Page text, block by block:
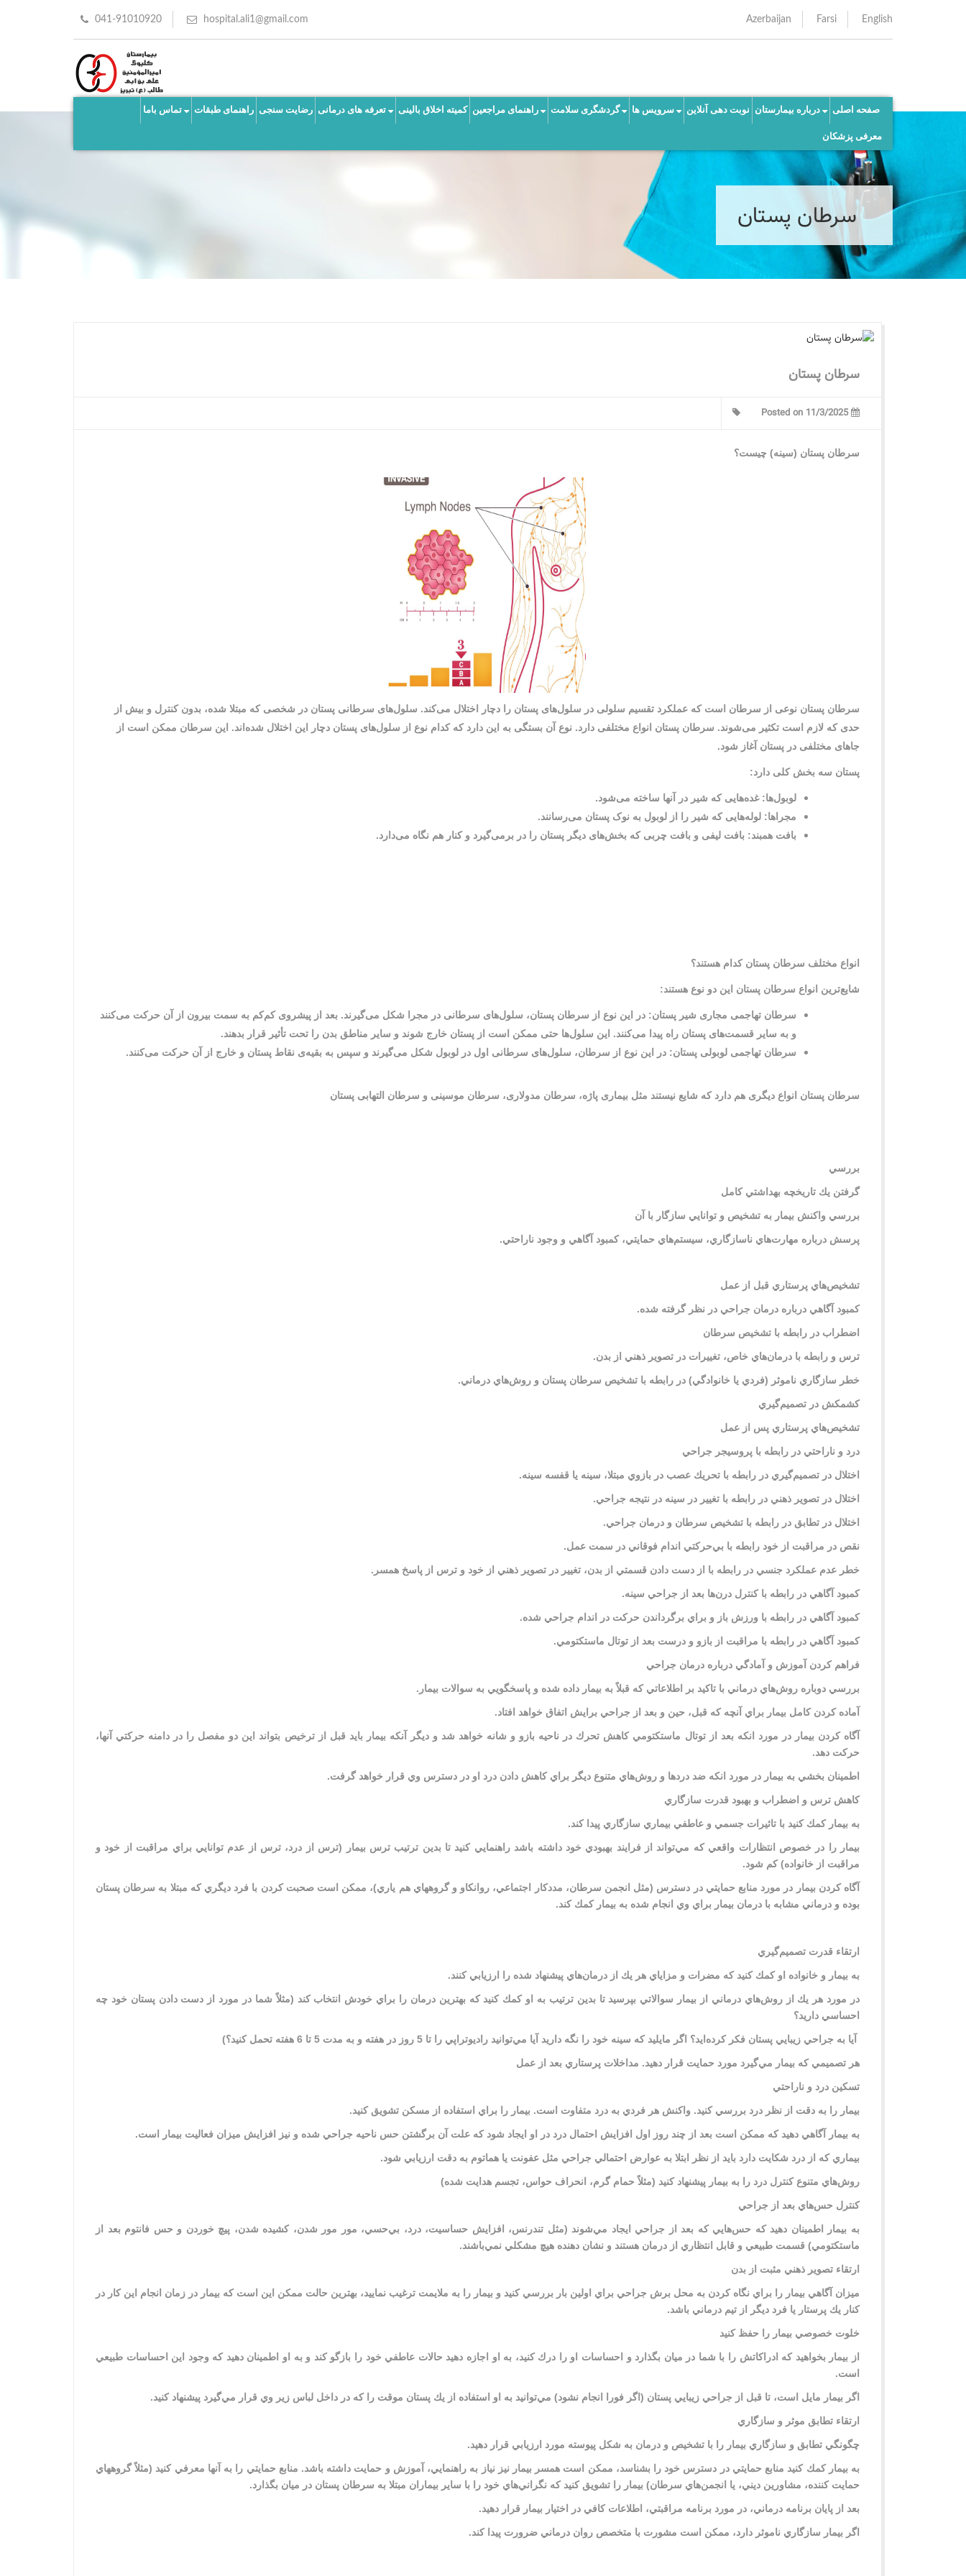
English
Farsi
Azerbaijan
hospital.ali1@gmail.com
041-91010920
صفحه اصلی درباره بیمارستان نوبت دهی آنلاین سرویس ها گردشگری سلامت راهنمای مراجعین کمیته اخلاق بالینی تعرفه های درمانی رضایت سنجی راهنمای طبقات تماس باما
معرفی پزشکان
سرطان پستان
سرطان پستان
Posted on 11/3/2025
سرطان پستان (سینه) چیست؟
سرطان پستان نوعی از سرطان است که عملکرد تقسیم سلولی در سلول‌های پستان را دچار اختلال می‌کند. سلول‌های سرطانی پستان در شخصی که مبتلا شده، بدون کنترل و بیش از
حدی که لازم است تکثیر می‌شوند. سرطان پستان انواع مختلفی دارد. نوع آن بستگی به این دارد که کدام نوع از سلول‌های پستان دچار این اختلال شده‌اند. این سرطان ممکن است از
جاهای مختلفی در پستان آغاز شود.
پستان سه بخش کلی دارد:
لوبول‌ها: غده‌هایی که شیر در آنها ساخته می‌شود.
مجراها: لوله‌هایی که شیر را از لوبول به نوک پستان می‌رسانند.
بافت همبند: بافت لیفی و بافت چربی که بخش‌های دیگر پستان را در برمی‌گیرد و کنار هم نگاه می‌دارد.
انواع مختلف سرطان پستان کدام هستند؟
شایع‌ترین انواع سرطان پستان این دو نوع هستند:
سرطان تهاجمی مجاری شیر پستان: در این نوع از سرطان پستان، سلول‌های سرطانی در مجرا شکل می‌گیرند. بعد از پیشروی کم‌کم به سمت بیرون از آن حرکت می‌کنند
و به سایر قسمت‌های پستان راه پیدا می‌کنند. این سلول‌ها حتی ممکن است از پستان خارج شوند و سایر مناطق بدن را تحت تأثیر قرار بدهند.
سرطان تهاجمی لوبولی پستان: در این نوع از سرطان، سلول‌های سرطانی اول در لوبول شکل می‌گیرند و سپس به بقیه‌ی نقاط پستان و خارج از آن حرکت می‌کنند.
سرطان پستان انواع دیگری هم دارد که شایع نیستند مثل بیماری پاژه، سرطان مدولاری، سرطان موسینی و سرطان التهابی پستان
بررسي
گرفتن يك تاريخچه بهداشتي كامل
بررسي واكنش بيمار به تشخيص و توانايي سازگار با آن
پرسش درباره مهارت‌هاي ناسازگاري، سيستم‌هاي حمايتي، كمبود آگاهي و وجود ناراحتي.
تشخيص‌هاي پرستاري قبل از عمل
كمبود آگاهي درباره درمان جراحي در نظر گرفته شده.
اضطراب در رابطه با تشخيص سرطان
ترس و رابطه با درمان‌هاي خاص، تغييرات در تصوير ذهني از بدن.
خطر سازگاري ناموثر (فردي يا خانوادگي) در رابطه با تشخيص سرطان پستان و روش‌هاي درماني.
كشمكش در تصميم‌گيري
تشخيص‌هاي پرستاري پس از عمل
درد و ناراحتي در رابطه با پروسيجر جراحي
اختلال در تصميم‌گيري در رابطه با تحريك عصب در بازوي مبتلا، سينه يا قفسه سينه.
اختلال در تصوير ذهني در رابطه با تغيير در سينه در نتيجه جراحي.
اختلال در تطابق در رابطه با تشخيص سرطان و درمان جراحي.
نقص در مراقبت از خود رابطه با بي‌حركتي اندام فوقاني در سمت عمل.
خطر عدم عملكرد جنسي در رابطه با از دست دادن قسمتي از بدن، تغيير در تصوير ذهني از خود و ترس از پاسخ همسر.
كمبود آگاهي در رابطه با كنترل درن‌ها بعد از جراحي سينه.
كمبود آگاهي در رابطه با ورزش باز و براي برگرداندن حركت در اندام جراحي شده.
كمبود آگاهي در رابطه با مراقبت از بازو و درست بعد از توتال ماستكتومي.
فراهم كردن آموزش و آمادگي درباره درمان جراحي
بررسي دوباره روش‌هاي درماني با تاكيد بر اطلاعاتي كه قبلاً به بيمار داده شده و پاسخگويي به سوالات بيمار.
آماده كردن كامل بيمار براي آنچه كه قبل، حين و بعد از جراحي برايش اتفاق خواهد افتاد.
آگاه كردن بيمار در مورد انكه بعد از توتال ماستكتومي كاهش تحرك در ناحيه بازو و شانه خواهد شد و ديگر آنكه بيمار بايد قبل از ترخيص بتواند اين دو مفصل را در دامنه حركتي آنها،
حركت دهد.
اطمينان بخشي به بيمار در مورد انكه ضد دردها و روش‌هاي متنوع ديگر براي كاهش دادن درد او در دسترس وي قرار خواهد گرفت.
كاهش ترس و اضطراب و بهبود قدرت سازگاري
به بيمار كمك كنيد با تاثيرات جسمي و عاطفي بيماري سازگاري پيدا كند.
بيمار را در خصوص انتظارات واقعي كه مي‌تواند از فرايند بهبودي خود داشته باشد راهنمايي كنيد تا بدين ترتيب ترس بيمار (ترس از درد، ترس از عدم توانايي براي مراقبت از خود و
مراقبت از خانواده) كم شود.
آگاه كردن بيمار در مورد منابع حمايتي در دسترس (مثل انجمن سرطان، مددكار اجتماعي، روانكاو و گروههاي هم ياري)، ممكن است صحبت كردن با فرد ديگري كه مبتلا به سرطان پستان
بوده و درماني مشابه با درمان بيمار براي وي انجام شده به بيمار كمك كند.
ارتقاء قدرت تصميم‌گيري
به بيمار و خانواده او كمك كنيد كه مضرات و مزاياي هر يك از درمان‌هاي پيشنهاد شده را ارزيابي كنند.
در مورد هر يك از روش‌هاي درماني از بيمار سوالاتي بپرسيد تا بدين ترتيب به او كمك كنيد كه بهترين درمان را براي خودش انتخاب كند (مثلاً شما در مورد از دست دادن پستان خود چه
احساسي داريد؟
آيا به جراحي زيبايي پستان فكر كرده‌ايد؟ اگر مايليد كه سينه خود را نگه داريد آيا مي‌توانيد راديوتراپي را تا 5 روز در هفته و به مدت 5 تا 6 هفته تحمل كنيد؟)
هر تصميمي كه بيمار مي‌گيرد مورد حمايت قرار دهيد. مداخلات پرستاري بعد از عمل
تسكين درد و ناراحتي
بيمار را به دقت از نظر درد بررسي كنيد. واكنش هر فردي به درد متفاوت است. بيمار را براي استفاده از مسكن تشويق كنيد.
به بيمار آگاهي دهيد كه ممكن است بعد از چند روز اول افزايش احتمال درد در او ايجاد شود كه علت آن برگشتن حس ناحيه جراحي شده و نيز افزايش ميزان فعاليت بيمار است.
بيماري كه از درد شكايت دارد بايد از نظر ابتلا به عوارض احتمالي جراحي مثل عفونت يا هماتوم به دقت ارزيابي شود.
روش‌هاي متنوع كنترل درد را به بيمار پيشنهاد كنيد (مثلاً حمام گرم، انحراف حواس، تجسم هدايت شده)
كنترل‌ حس‌هاي بعد از جراحي
به بيمار اطمينان دهيد كه حس‌هايي كه بعد از جراحي ايجاد مي‌شوند (مثل تندرنس، افزايش حساسيت، درد، بي‌حسي، مور مور شدن، كشيده شدن، پيچ خوردن و حس فانتوم بعد از
ماستكتومي) قسمت طبيعي و قابل انتظاري از درمان هستند و نشان دهنده هيچ مشكلي نمي‌باشند.
ارتقاء تصوير ذهني مثبت از بدن
ميزان آگاهي بيمار را براي نگاه كردن به محل برش جراحي براي اولين بار بررسي كنيد و بيمار را به ملايمت ترغيب نماييد، بهترين حالت ممكن اين است كه بيمار در زمان انجام اين كار در
كنار يك پرستار يا فرد ديگر از تيم درماني باشد.
خلوت خصوصي بيمار را حفظ كنيد
از بيمار بخواهيد كه ادراكاتش را با شما در ميان بگذارد و احساسات او را درك كنيد، به او اجازه دهيد حالات عاطفي خود را بازگو كند و به او اطمينان دهيد كه وجود اين احساسات طبيعي
است.
اگر بيمار مايل است، تا قبل از جراحي زيبايي پستان (اگر فورا انجام نشود) مي‌توانيد به او استفاده از يك پستان موقت را كه در داخل لباس زير وي قرار مي‌گيرد پيشنهاد كنيد.
ارتقاء تطابق موثر و سازگاري
چگونگي تطابق و سازگاري بيمار را با تشخيص و درمان به شكل پيوسته مورد ارزيابي قرار دهيد.
به بيمار كمك كنيد منابع حمايتي در دسترس خود را بشناسد، ممكن است همسر بيمار نيز نياز به راهنمايي، آموزش و حمايت داشته باشد. منابع حمايتي را به آنها معرفي كنيد (مثلاً گروههاي
حمايت كننده، مشاورين ديني، يا انجمن‌هاي سرطان) بيمار را تشويق كنيد كه نگراني‌هاي خود را با ساير بيماران مبتلا به سرطان پستان در ميان بگذارد.
بعد از پايان برنامه درماني، در مورد برنامه مراقبتي، اطلاعات كافي در اختيار بيمار قرار دهيد.
اگر بيمار سازگاري ناموثر دارد، ممكن است مشورت با متخصص روان درماني ضرورت پيدا كند.